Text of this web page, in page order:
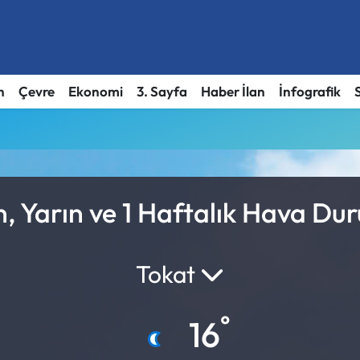
Çevre Ekonomi 3. Sayfa Haber İlan İnfografik
Yarın ve 1 Haftalık Hava
Tokat
16°